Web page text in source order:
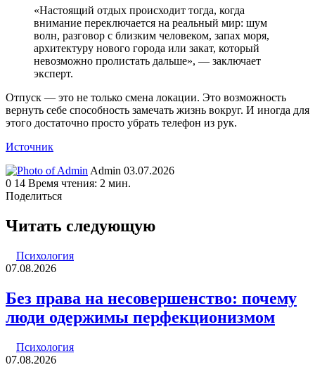
«Настоящий отдых происходит тогда, когда
внимание переключается на реальный мир: шум
волн, разговор с близким человеком, запах моря,
архитектуру нового города или закат, который
невозможно пролистать дальше», — заключает
эксперт.
Отпуск — это не только смена локации. Это возможность
вернуть себе способность замечать жизнь вокруг. И иногда для
этого достаточно просто убрать телефон из рук.
Источник
Admin Send
an
03.07.2026
0 14 Время чтения: 2 мин.
Поделиться
через
электронную
Читать следующую
Психология
07.08.2026
Без права на несовершенство: почему
люди одержимы перфекционизмом
Психология
07.08.2026